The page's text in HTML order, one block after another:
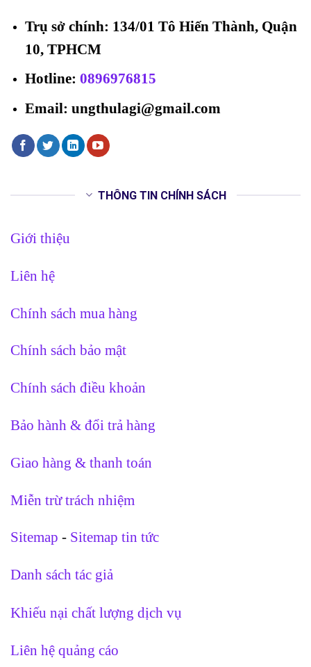
Trụ sở chính: 134/01 Tô Hiến Thành, Quận
10, TPHCM
Hotline: 0896976815
Email: ungthulagi@gmail.com
THÔNG TIN CHÍNH SÁCH
Giới thiệu
Liên hệ
Chính sách mua hàng
Chính sách bảo mật
Chính sách điều khoản
Bảo hành & đổi trả hàng
Giao hàng & thanh toán
Miễn trừ trách nhiệm
Sitemap - Sitemap tin tức
Danh sách tác giả
Khiếu nại chất lượng dịch vụ
Liên hệ quảng cáo